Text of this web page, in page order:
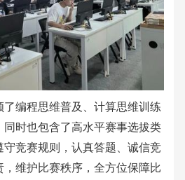
了编程思维普及、计算思维训练
时也包含了高水平赛事选拔类
竞赛规则，认真答题、诚信竞
维护比赛秩序，全方位保障比